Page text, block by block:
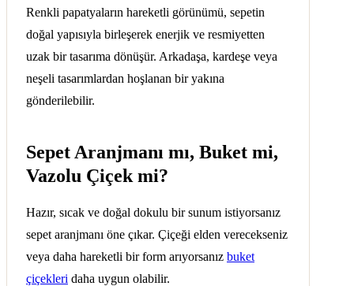
Renkli papatyaların hareketli görünümü, sepetin
doğal yapısıyla birleşerek enerjik ve resmiyetten
uzak bir tasarıma dönüşür. Arkadaşa, kardeşe veya
neşeli tasarımlardan hoşlanan bir yakına
gönderilebilir.
Sepet Aranjmanı mı, Buket mi,
Vazolu Çiçek mi?
Hazır, sıcak ve doğal dokulu bir sunum istiyorsanız
sepet aranjmanı öne çıkar. Çiçeği elden verecekseniz
veya daha hareketli bir form arıyorsanız buket
çiçekleri daha uygun olabilir.